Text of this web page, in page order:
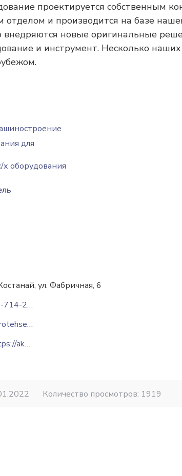
проектируется собственным
отделом и производится на базе
внедряются новые оригинальные
и инструмент. Несколько
для
х оборудования
ул. Фабричная, 6
+7-714-256-63-34
agrotehservis2012@mail.ru
https://akom.kz
Количество просмотров: 1919